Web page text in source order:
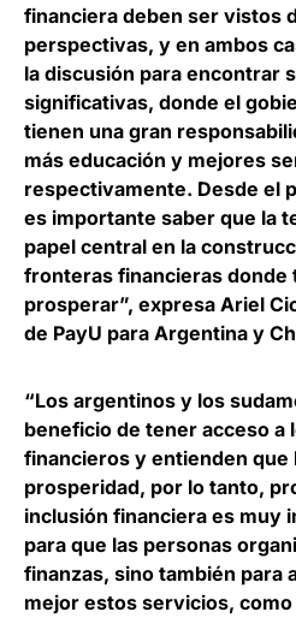
financiera deben ser vistos
perspectivas, y en ambos
la discusión para encontrar
significativas, donde el
tienen una gran
más educación y mejores
respectivamente. Desde el
es importante saber que la
papel central en la
fronteras financieras donde
prosperar”, expresa Ariel
de PayU para Argentina y
“Los argentinos y los
beneficio de tener acceso a
financieros y entienden que
prosperidad, por lo tanto,
inclusión financiera es muy
para que las personas
finanzas, sino también para
mejor estos servicios,